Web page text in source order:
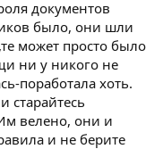
документов
было, они шли
может просто было
ни у никого не
поработала хоть.
старайтесь
велено, они и
и не берите